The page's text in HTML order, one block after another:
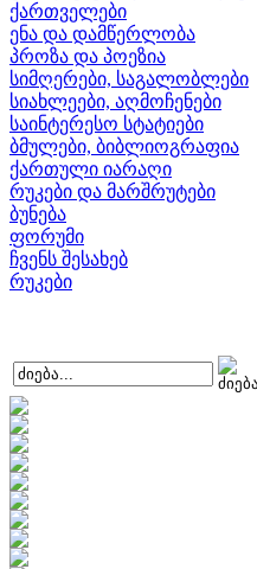
ქართველები
ენა და დამწერლობა
პროზა და პოეზია
სიმღერები, საგალობლები
სიახლეები, აღმოჩენები
საინტერესო სტატიები
ბმულები, ბიბლიოგრაფია
ქართული იარაღი
რუკები და მარშრუტები
ბუნება
ფორუმი
ჩვენს შესახებ
რუკები